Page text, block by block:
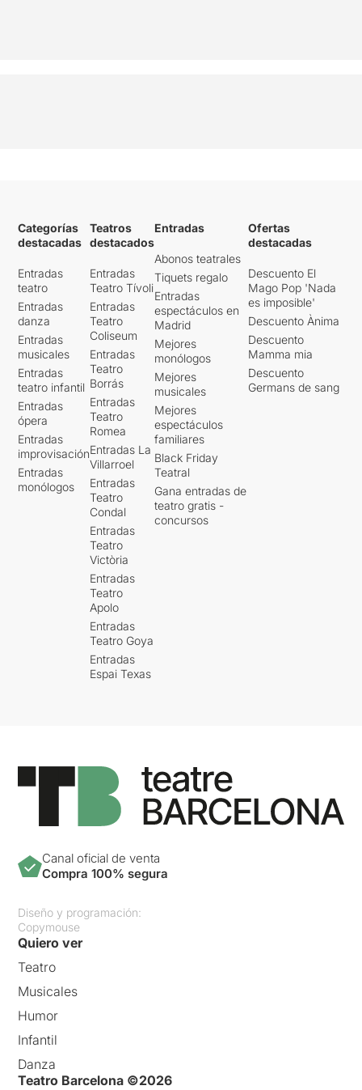
Categorías
destacadas
Entradas
teatro
Entradas
danza
Entradas
musicales
Entradas
teatro infantil
Entradas
ópera
Entradas
improvisación
Entradas
monólogos
Teatros
destacados
Entradas
Teatro Tívoli
Entradas
Teatro
Coliseum
Entradas
Teatro
Borrás
Entradas
Teatro
Romea
Entradas La
Villarroel
Entradas
Teatro
Condal
Entradas
Teatro
Victòria
Entradas
Teatro
Apolo
Entradas
Teatro Goya
Entradas
Espai Texas
Entradas
Abonos teatrales
Tiquets regalo
Entradas
espectáculos en
Madrid
Mejores
monólogos
Mejores
musicales
Mejores
espectáculos
familiares
Black Friday
Teatral
Gana entradas de
teatro gratis -
concursos
Ofertas
destacadas
Descuento El
Mago Pop 'Nada
es imposible'
Descuento Ànima
Descuento
Mamma mia
Descuento
Germans de sang
Canal oficial de venta
Compra 100% segura
Diseño y programación:
Copymouse
Quiero ver
Teatro
Musicales
Humor
Infantil
Danza
Teatro Barcelona ©2026